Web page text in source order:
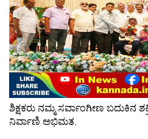
ಶಿಕ್ಷಕರು ನಮ್ಮ ಸರ್ವಾಂಗೀಣ
ನಿರ್ವಾಣಿ ಅಭಿಮತ.